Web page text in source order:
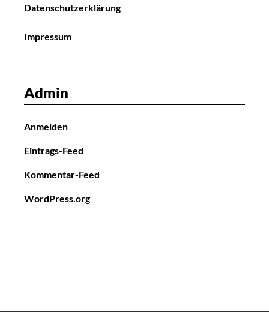
Datenschutzerklärung
Impressum
Admin
Anmelden
Eintrags-Feed
Kommentar-Feed
WordPress.org